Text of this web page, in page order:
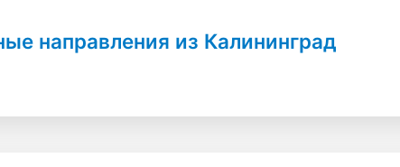
направления из Калининград